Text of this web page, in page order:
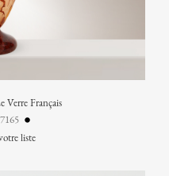
Français
liste